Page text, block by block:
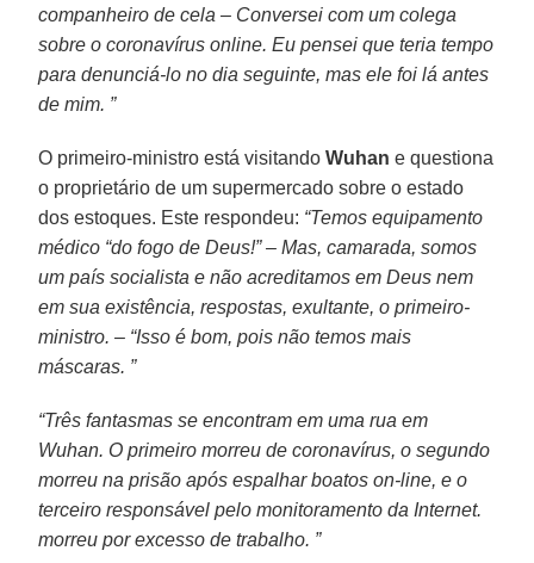
companheiro de cela – Conversei com um colega
sobre o coronavírus online. Eu pensei que teria tempo
para denunciá-lo no dia seguinte, mas ele foi lá antes
de mim. ”
O primeiro-ministro está visitandoWuhan e questiona
o proprietário de um supermercado sobre o estado
dos estoques. Este respondeu: “Temos equipamento
médico “do fogo de Deus!” – Mas, camarada, somos
um país socialista e não acreditamos em Deus nem
em sua existência, respostas, exultante, o primeiro-
ministro. – “Isso é bom, pois não temos mais
máscaras. ”
“Três fantasmas se encontram em uma rua em
Wuhan. O primeiro morreu de coronavírus, o segundo
morreu na prisão após espalhar boatos on-line, e o
terceiro responsável pelo monitoramento da Internet.
morreu por excesso de trabalho. ”